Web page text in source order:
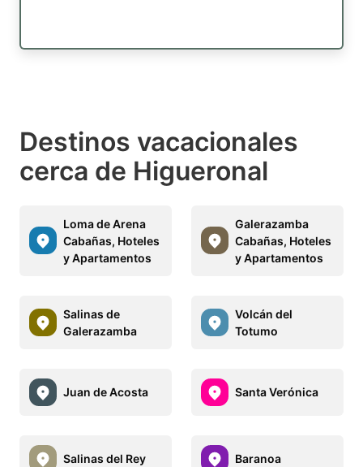
Destinos vacacionales
cerca de Higueronal
Loma de Arena
Cabañas, Hoteles
y Apartamentos
Galerazamba
Cabañas, Hoteles
y Apartamentos
Salinas de
Galerazamba
Volcán del
Totumo
Juan de Acosta Santa Verónica
Salinas del Rey Baranoa